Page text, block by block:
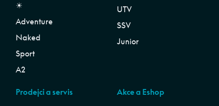
☀︎
Adventure
Naked
Sport
A2
UTV
SSV
Junior
Prodejci a servis
Akce a Eshop